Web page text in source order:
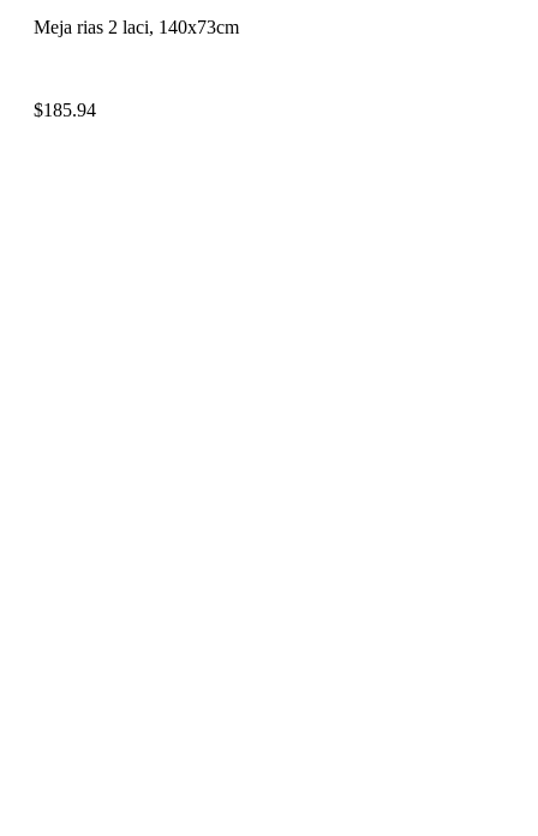
Meja rias 2 laci, 140x73cm
$185.94